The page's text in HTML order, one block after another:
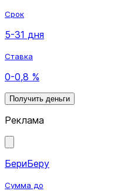
Срок
5-31 дня
Ставка
0-0,8 %
Получить деньги
Реклама
БериБеру
Сумма до